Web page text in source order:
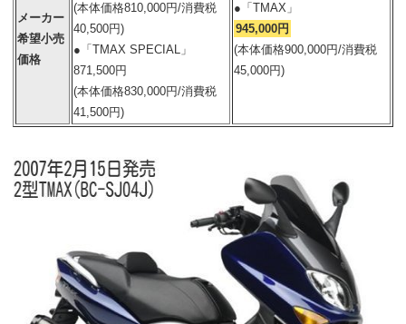
メーカー
希望小売
価格
(本体価格810,000円/消費税
40,500円)
●「TMAX SPECIAL」
871,500円
(本体価格830,000円/消費税
41,500円)
●「TMAX」
945,000円
(本体価格900,000円/消費税
45,000円)